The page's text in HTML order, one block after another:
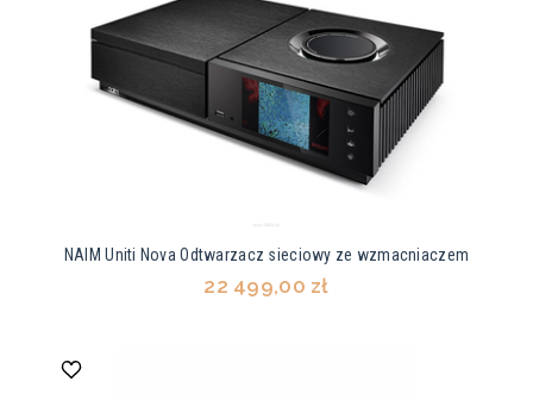
NAIM Uniti Nova Odtwarzacz sieciowy ze wzmacniaczem
22 499,00 zł